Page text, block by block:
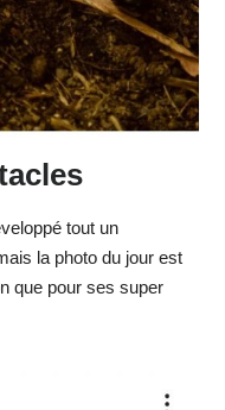
tout un
la photo du jour est
que pour ses super